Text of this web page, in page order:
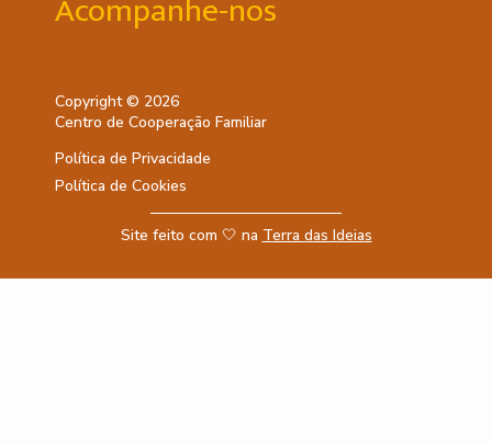
Copyright © 2026
Centro de Cooperação Familiar
Política de Privacidade
Política de Cookies
Site feito com 🤍 na Terra das Ideias